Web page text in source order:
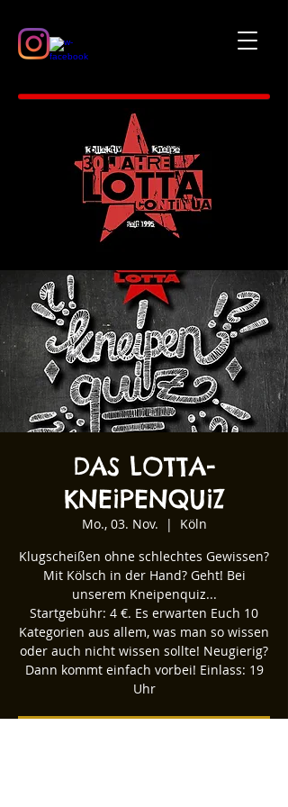
DAS LOTTA-
KNEiPENQUiZ
Mo., 03. Nov.
  |
Köln
Klugscheißen ohne schlechtes Gewissen?
Mit Kölsch in der Hand? Geht! Bei
unserem Kneipenquiz...
Startgebühr: 4 €. Es erwarten Euch 10
Kategorien aus allem, was man so wissen
oder auch nicht wissen sollte! Neugierig?
Dann kommt einfach vorbei! Einlass: 19
Uhr